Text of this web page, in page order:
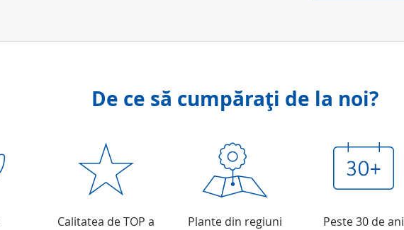
De ce să cumpăraţi de la noi?
Calitatea de TOP a
Plante din regiuni
Peste 30 de ani